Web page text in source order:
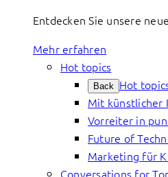
Entdecken Sie unsere
Mehr erfahren
Hot topics
Back Hot
Mit künstlicher
Vorreiter in
Future of
Marketing für
Conversations for